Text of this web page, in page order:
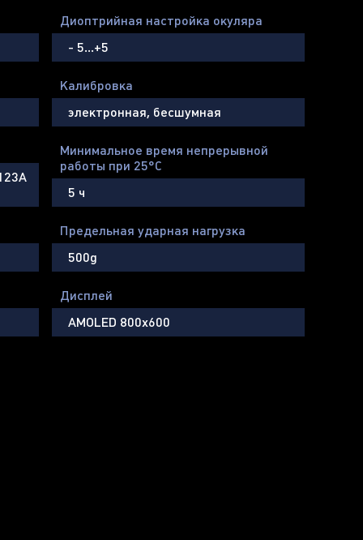
Диоптрийная настройка окуляра
- 5…+5
Калибровка
электронная, бесшумная
Минимальное время непрерывной
работы при 25°С
5 ч
Предельная ударная нагрузка
500g
Дисплей
AMOLED 800х600